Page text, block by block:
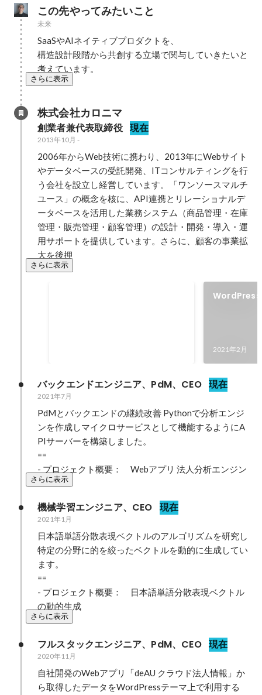
この先やってみたいこと
未来
SaaSやAIネイティブプロダクトを、
構造設計段階から共創する立場で関与していきたいと
考えています。
さらに表示
株式会社カロニマ
創業者兼代表取締役 現在
2013年10月 -
2006年からWeb技術に携わり、2013年にWebサイト
やデータベースの受託開発、ITコンサルティングを行
う会社を設立し経営しています。「ワンソースマルチ
ユース」の概念を核に、API連携とリレーショナルデ
ータベースを活用した業務システム（商品管理・在庫
管理・販売管理・顧客管理）の設計・開発・導入・運
用サポートを提供しています。さらに、顧客の事業拡
大を後押
さらに表示
2021年2月
バックエンドエンジニア、PdM、CEO 現在
2021年7月
PdMとバックエンドの継続改善 Pythonで分析エンジ
ンを作成しマイクロサービスとして機能するようにA
PIサーバーを構築しました。
==
- プロジェクト概要：　Webアプリ 法人分析エンジン
さらに表示
機械学習エンジニア、CEO 現在
2021年1月
⽇本語単語分散表現ベクトルのアルゴリズムを研究し
特定の分野に的を絞ったベクトルを動的に⽣成してい
ます。
==
- プロジェクト概要：　日本語単語分散表現ベクトル
の動的生成
さらに表示
フルスタックエンジニア、PdM、CEO 現在
2020年11月
自社開発のWebアプリ「deAU クラウド法人情報」か
ら取得したデータをWordPressテーマ上で利用する